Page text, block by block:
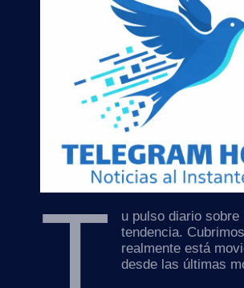
T
u pulso diario sobre
tendencia.
realmente está
desde las últimas